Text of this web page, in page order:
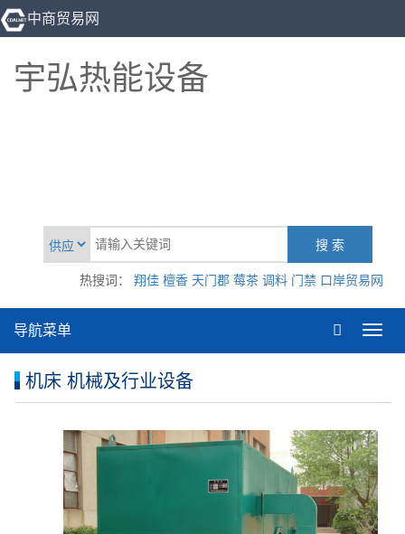
中商贸易网
宇弘热能设备
热搜词： 翔佳 檀香 天门郡 莓茶 调料 门禁 口岸贸易网
导航菜单
机床 机械及行业设备